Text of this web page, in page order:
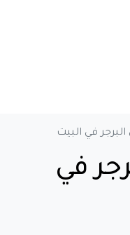
في البيت
في